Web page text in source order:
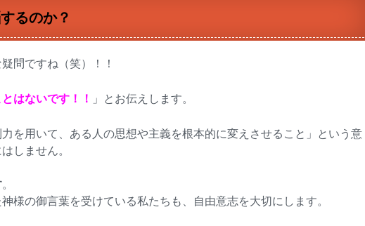
るのか？
問ですね（笑）！！
はないです！！ 」とお伝えします。
を用いて、ある人の思想や主義を根本的に変えさせること」という意
しません。
様の御言葉を受けている私たちも、自由意志を大切にします。